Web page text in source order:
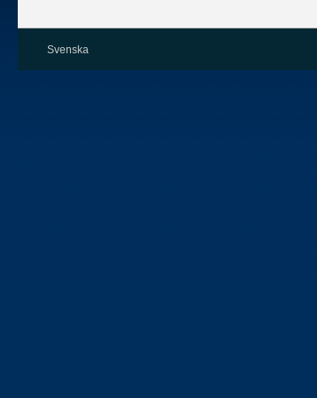
Svenska